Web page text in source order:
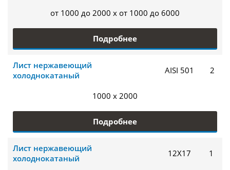
от 1000 до 2000 x от 1000 до 6000
Подробнее
Лист нержавеющий
холоднокатаный
AISI 501 2
1000 x 2000
Подробнее
Лист нержавеющий
холоднокатаный
12Х17 1